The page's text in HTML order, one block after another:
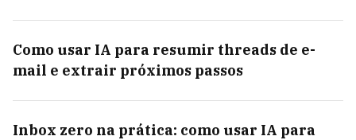
Como usar IA para resumir threads de e-
mail e extrair próximos passos
Inbox zero na prática: como usar IA para